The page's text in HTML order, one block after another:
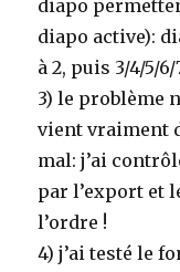
diapo
diapo active):
à 2, puis 3/4/5/6/
3) le problème
vient vraiment
mal: j’ai
par l’export et
l’ordre !
4) j’ai testé le